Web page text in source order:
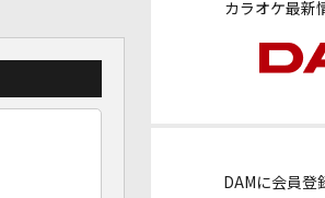
カラオケ最新
DAMに会員登